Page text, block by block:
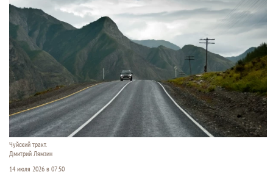
Чуйский тракт.
Дмитрий Лямзин
14 июля 2026 в 07:50